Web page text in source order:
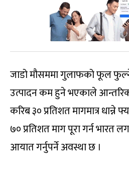
जाडो मौसममा गुलाफको फूल फुल्ने
उत्पादन कम हुने भएकाले
करिब ३० प्रतिशत मागमात्र
७० प्रतिशत माग पूरा गर्न भारत
आयात गर्नुपर्ने अवस्था छ ।